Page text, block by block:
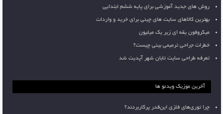
روش های جدید آموزشی برای پایه ششم ابتدایی
بهترین کالاهای سایت های چینی برای خرید و واردات
میکروفون یقه ای زیر یک میلیون
خطرات جراحی ترمیمی بینی چیست؟
تعرفه طراحی سایت تابان شهر آپدیت شد
آخرین موزیک ویدئو ها
چرا توری‌های فلزی این‌قدر پرکاربردند؟